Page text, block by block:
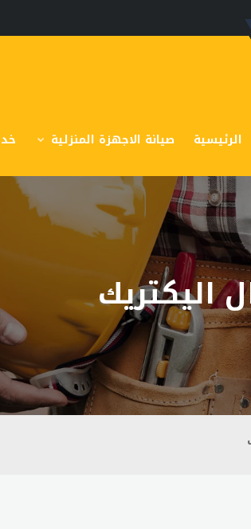
الرئيسية صيانة الاجهزة المنزلية
اليكتريك